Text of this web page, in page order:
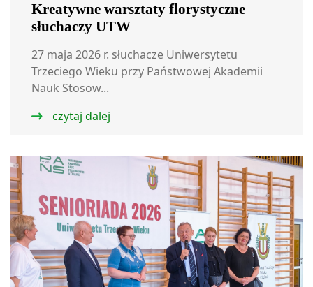
Kreatywne warsztaty florystyczne
słuchaczy UTW
27 maja 2026 r. słuchacze Uniwersytetu
Trzeciego Wieku przy Państwowej Akademii
Nauk Stosow...
czytaj dalej